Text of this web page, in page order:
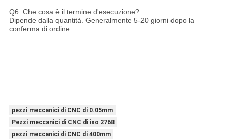
Q6: Che cosa è il termine d'esecuzione?
Dipende dalla quantità. Generalmente 5-20 giorni dopo la
conferma di ordine.
pezzi meccanici di CNC di 0.05mm
Pezzi meccanici di CNC di iso 2768
pezzi meccanici di CNC di 400mm